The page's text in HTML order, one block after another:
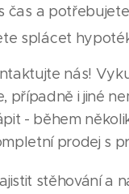
čas a
splácet
nás!
případně i jiné
- během
prodej s
stěhování a